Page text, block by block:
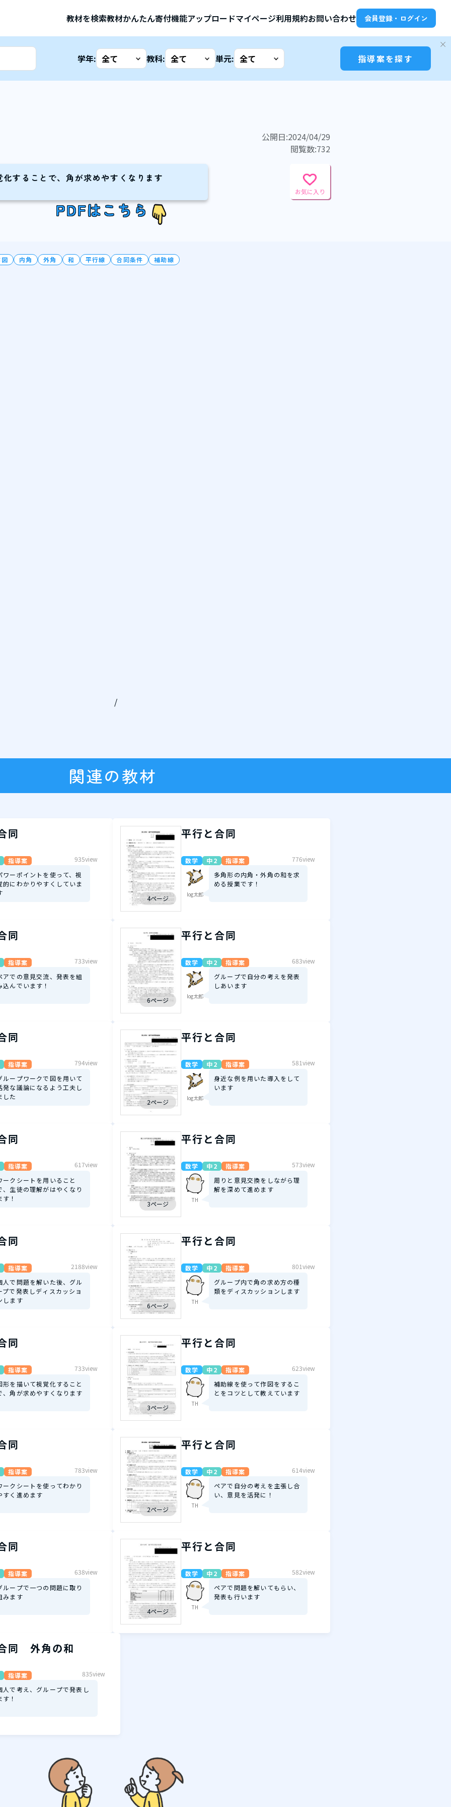
教材を検索教材かんたん寄付機能アップロードマイページ利用規約お問い合わせ 会員登録・ログイン
学年: 教科: 単元: 指導案を探す
公開日:2024/04/29
閲覧数:732
することで、角が求めやすくなります
お気に入り
PDFはこちら
内角 外角 和 平行線 合同条件 補助線
/
関連の教材
同
指導案
935view
ワーポイントを使って、視
的にわかりやすくしていま
4ページ
平行と合同
数学 中2 指導案 776view
log太郎
多角形の内角・外角の和を求
める授業です！
同
指導案
733view
アでの意見交流、発表を組
込んでいます！
6ページ
平行と合同
数学 中2 指導案 683view
log太郎
グループで自分の考えを発表
しあいます
同
指導案
794view
ループワークで図を用いて
発な議論になるよう工夫し
した
2ページ
平行と合同
数学 中2 指導案 581view
log太郎
身近な例を用いた導入をして
います
同
指導案
617view
ークシートを用いること
、生徒の理解がはやくなり
す！
3ページ
平行と合同
数学 中2 指導案 573view
TH
周りと意見交換をしながら理
解を深めて進めます
同
指導案
2188view
人で問題を解いた後、グル
プで発表しディスカッショ
します
6ページ
平行と合同
数学 中2 指導案 801view
TH
グループ内で角の求め方の種
類をディスカッションします
同
指導案
733view
形を描いて視覚化すること
、角が求めやすくなります
3ページ
平行と合同
数学 中2 指導案 623view
TH
補助線を使って作図をするこ
とをコツとして教えています
同
指導案
783view
ークシートを使ってわかり
すく進めます
2ページ
平行と合同
数学 中2 指導案 614view
TH
ペアで自分の考えを主張し合
い、意見を活発に！
同
指導案
638view
ループで一つの問題に取り
みます
4ページ
平行と合同
数学 中2 指導案 582view
TH
ペアで問題を解いてもらい、
発表も行います
同 外角の和
指導案
835view
人で考え、グループで発表し
す！